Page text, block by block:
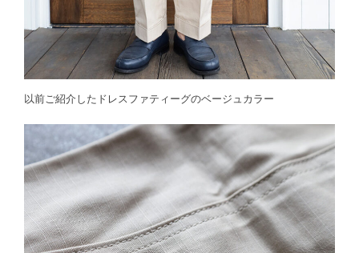
以前ご紹介したドレスファティーグのベージュカラー